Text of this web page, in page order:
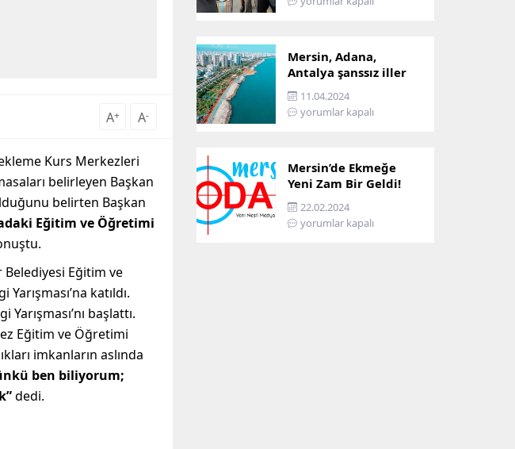
A+ A-
Kurs Merkezleri
belirleyen Başkan
belirten Başkan
Eğitim ve Öğretimi
Belediyesi Eğitim ve
katıldı.
başlattı.
Eğitim ve Öğretimi
imkanların aslında
ben biliyorum;
dedi.
Mersin, Adana,
Antalya şanssız iller
arasına girdi: İşte
sebebi…
11.04.2024
yorumlar kapalı
Mersin’de Ekmeğe
Yeni Zam Bir Geldi!
İşte Mersin’in Zamlı
Ekmek Fiyatı!
22.02.2024
yorumlar kapalı